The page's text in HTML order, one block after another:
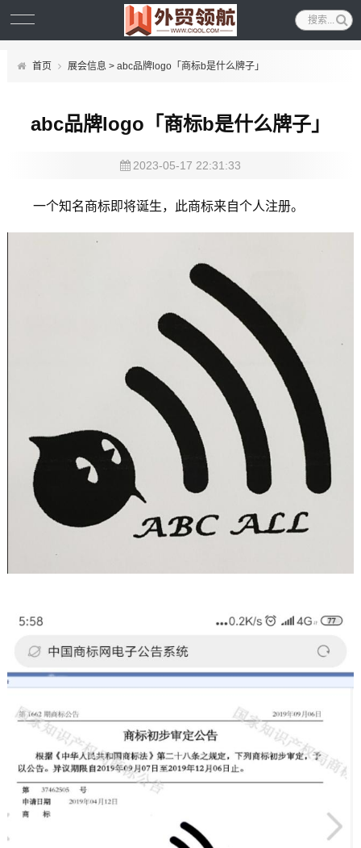
首页 展会信息> abc品牌logo「商标b是什么牌子」
abc品牌logo「商标b是什么牌子」
2023-05-17 22:31:33
一个知名商标即将诞生，此商标来自个人注册。